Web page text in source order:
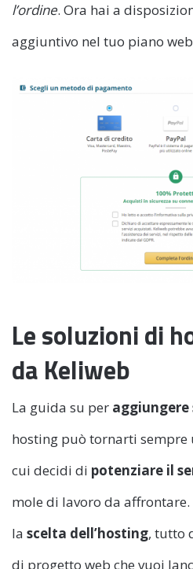
l’ordine. Ora hai a
aggiuntivo nel tuo piano
Le soluzioni di
da Keliweb
La guida su per aggiungere
hosting può tornarti sempre
cui decidi di potenziare il
mole di lavoro da
la scelta dell’hosting, tutto
di progetto web che vuoi